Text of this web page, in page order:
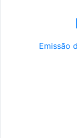
Emissão